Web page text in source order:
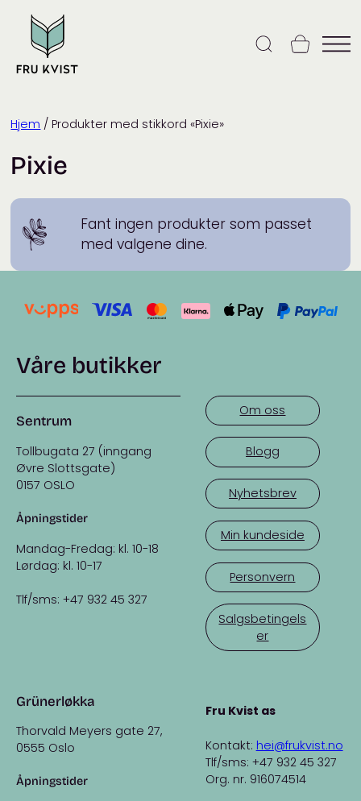
content
Hjem / Produkter med stikkord «Pixie»
Pixie
Fant ingen produkter som passet
med valgene dine.
Våre butikker
Sentrum
Tollbugata 27 (inngang
Øvre Slottsgate)
0157 OSLO
Åpningstider
Mandag-Fredag: kl. 10-18
Lørdag: kl. 10-17
Tlf/sms: +47 932 45 327
Grünerløkka
Thorvald Meyers gate 27,
0555 Oslo
Åpningstider
Om oss
Blogg
Nyhetsbrev
Min kundeside
Personvern
Salgsbetingels
er
Fru Kvist as
Kontakt: hei@frukvist.no
Tlf/sms: +47 932 45 327
Org. nr. 916074514